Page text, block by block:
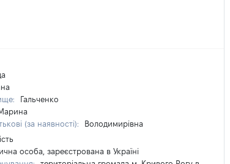
Гальченко
(за наявності):
Володимирівна
особа, зареєстрована в Україні